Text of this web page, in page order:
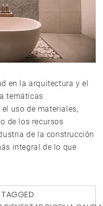
en la arquitectura y el
temáticas
uso de materiales,
de los recursos
de la construcción
integral de lo que
TAGGED